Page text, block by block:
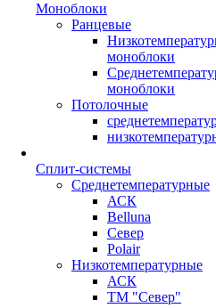
Моноблоки
Ранцевые
моноблоки
моноблоки
Потолочные
Сплит-системы
Среднетемпературные
АСК
Belluna
Север
Polair
Низкотемпературные
АСК
ТМ "Север"